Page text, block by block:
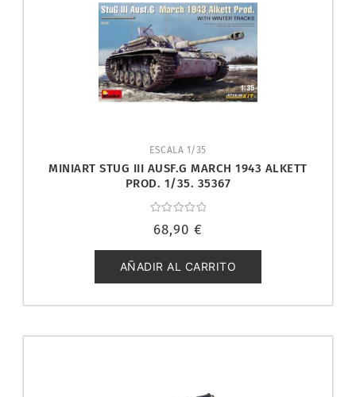
ESCALA 1/35
MINIART STUG III AUSF.G MARCH 1943 ALKETT
PROD. 1/35. 35367
con
de
5
68,90 €
AÑADIR AL CARRITO